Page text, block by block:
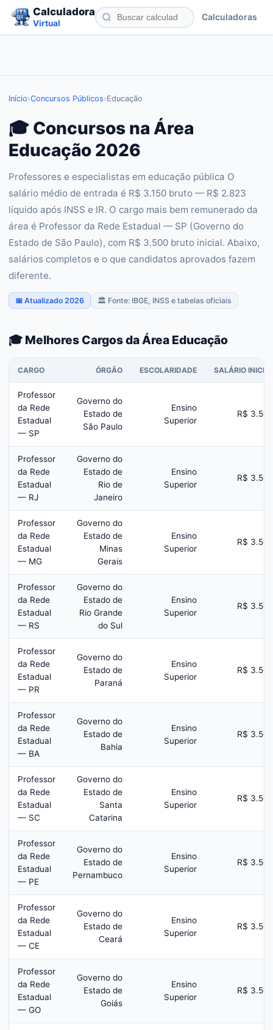
Calculadora
Virtual
Calculadoras
Início›Concursos Públicos›Educação
🎓 Concursos na Área
Educação 2026
Professores e especialistas em educação pública O
salário médio de entrada é R$ 3.150 bruto — R$ 2.823
líquido após INSS e IR. O cargo mais bem remunerado da
área é Professor da Rede Estadual — SP (Governo do
Estado de São Paulo), com R$ 3.500 bruto inicial. Abaixo,
salários completos e o que candidatos aprovados fazem
diferente.
📅 Atualizado 2026 🏛️ Fonte: IBGE, INSS e tabelas oficiais
🎓 Melhores Cargos da Área Educação
CARGO ÓRGÃO ESCOLARIDADE SALÁRIO
Professor
da Rede
Estadual
— SP
Governo do
Estado de
São Paulo
Ensino
Superior
R$
Professor
da Rede
Estadual
— RJ
Governo do
Estado de
Rio de
Janeiro
Ensino
Superior
R$
Professor
da Rede
Estadual
— MG
Governo do
Estado de
Minas
Gerais
Ensino
Superior
R$
Professor
da Rede
Estadual
— RS
Governo do
Estado de
Rio Grande
do Sul
Ensino
Superior
R$
Professor
da Rede
Estadual
— PR
Governo do
Estado de
Paraná
Ensino
Superior
R$
Professor
da Rede
Estadual
— BA
Governo do
Estado de
Bahia
Ensino
Superior
R$
Professor
da Rede
Estadual
— SC
Governo do
Estado de
Santa
Catarina
Ensino
Superior
R$
Professor
da Rede
Estadual
— PE
Governo do
Estado de
Pernambuco
Ensino
Superior
R$
Professor
da Rede
Estadual
— CE
Governo do
Estado de
Ceará
Ensino
Superior
R$
Professor
da Rede
Estadual
— GO
Governo do
Estado de
Goiás
Ensino
Superior
R$